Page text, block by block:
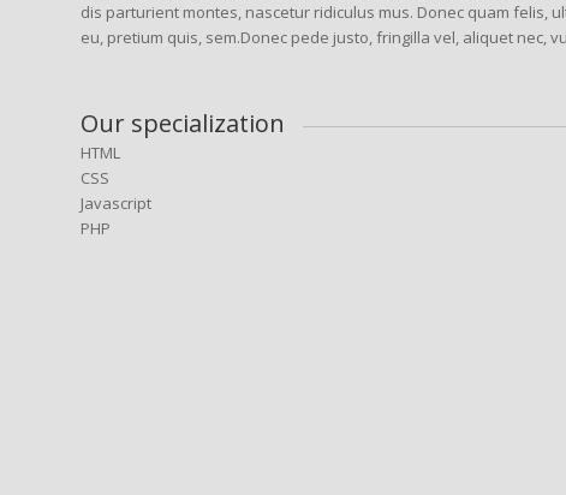
dis parturient montes, nascetur ridiculus mus. Donec quam felis,
eu, pretium quis, sem.Donec pede justo, fringilla vel, aliquet nec,
Our specialization
HTML
CSS
Javascript
PHP